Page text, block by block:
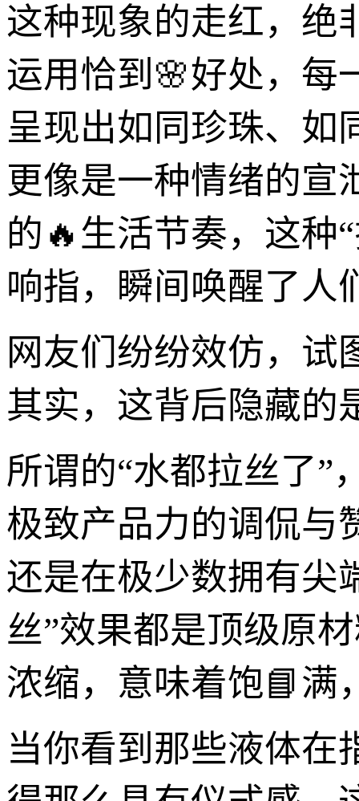
这种现象的走红，绝
运用恰到🌸好处，每
呈现出如同珍珠、如
更像是一种情绪的宣
的🔥生活节奏，这种
响指，瞬间唤醒了人
网友们纷纷效仿，试
其实，这背后隐藏的
所谓的“水都拉丝了”
极致产品力的调侃与
还是在极少数拥有尖
丝”效果都是顶级原
浓缩，意味着饱📘满
当你看到那些液体在